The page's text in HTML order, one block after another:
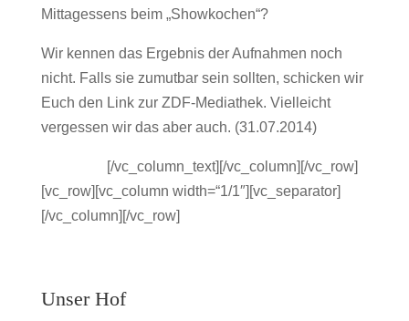
Mittagessens beim „Showkochen“?
Wir kennen das Ergebnis der Aufnahmen noch
nicht. Falls sie zumutbar sein sollten, schicken wir
Euch den Link zur ZDF-Mediathek. Vielleicht
vergessen wir das aber auch. (31.07.2014)
[/vc_column_text][/vc_column][/vc_row]
[vc_row][vc_column width=“1/1″][vc_separator]
[/vc_column][/vc_row]
Unser Hof